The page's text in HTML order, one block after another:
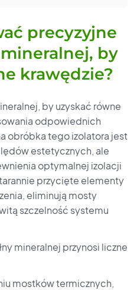
precyzyjne
by
krawędzie?
by uzyskać równe
odpowiednich
obróbka tego izolatora jest
estetycznych, ale
optymalnej izolacji
przycięte elementy
eliminują mosty
szczelność systemu
mineralnej przynosi liczne
mostków termicznych,